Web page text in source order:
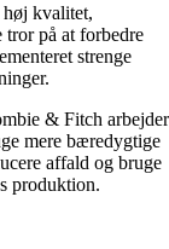
kvalitet,
på at forbedre
strenge
& Fitch arbejder
mere bæredygtige
affald og bruge
produktion.